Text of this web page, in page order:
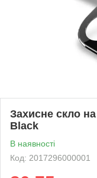
Захисне скло
Black
В наявності
Код: 2017296000001